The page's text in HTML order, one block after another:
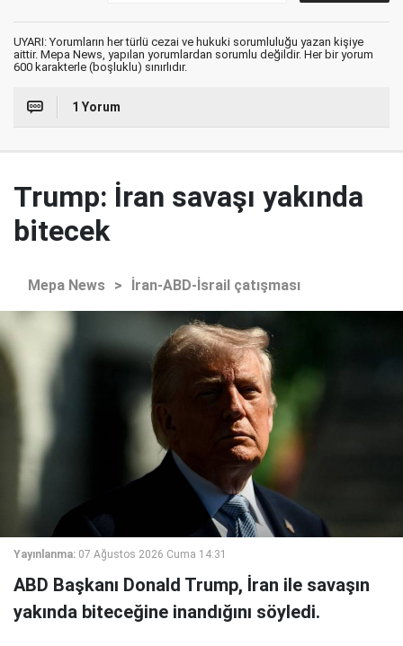
UYARI: Yorumların her türlü cezai ve hukuki sorumluluğu yazan kişiye
aittir. Mepa News, yapılan yorumlardan sorumlu değildir. Her bir yorum
600 karakterle (boşluklu) sınırlıdır.
1 Yorum
Trump: İran savaşı yakında
bitecek
Mepa News > İran-ABD-İsrail çatışması
Yayınlanma: 07 Ağustos 2026 Cuma 14:31
ABD Başkanı Donald Trump, İran ile savaşın
yakında biteceğine inandığını söyledi.